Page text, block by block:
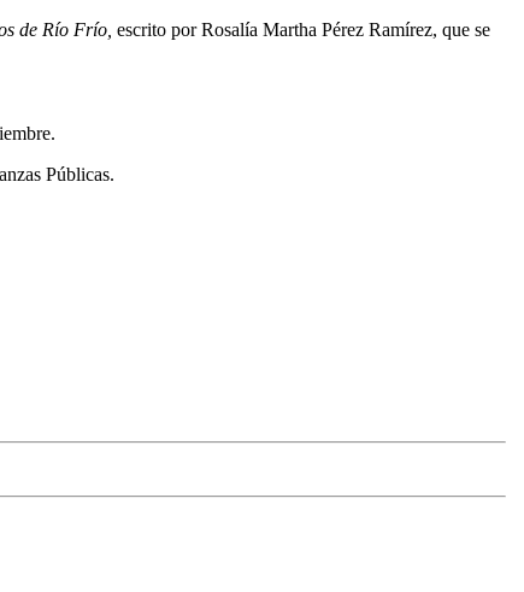
de Río Frío, escrito por Rosalía Martha Pérez Ramírez, que se
Públicas.